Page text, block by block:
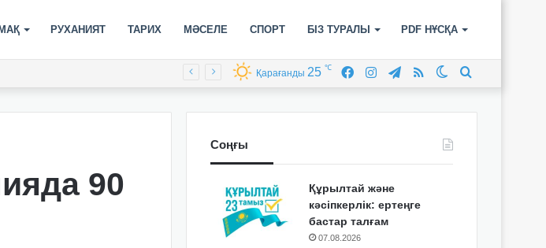
РУХАНИЯТ ТАРИХ МӘСЕЛЕ СПОРТ БІЗ ТУРАЛЫ PDF НҰСҚА
Switch
RSS
Telegram
Instagram
Facebook
Қарағанды 25 ℃
90
Соңғы
Құрылтай және
кәсіпкерлік: ертеңге
бастар талғам
07.08.2026